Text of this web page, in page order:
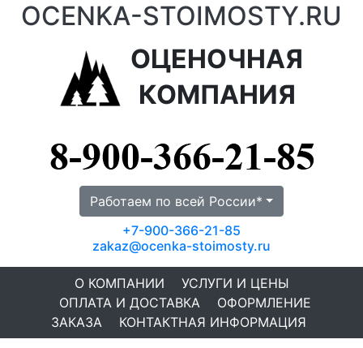
OCENKA-STOIMOSTY.RU
ОЦЕНОЧНАЯ
КОМПАНИЯ
Работаем по всей России*
+7-900-366-21-85
zakaz@ocenka-stoimosty.ru
О КОМПАНИИ
УСЛУГИ И ЦЕНЫ
ОПЛАТА И ДОСТАВКА
ОФОРМЛЕНИЕ
ЗАКАЗА
КОНТАКТНАЯ ИНФОРМАЦИЯ